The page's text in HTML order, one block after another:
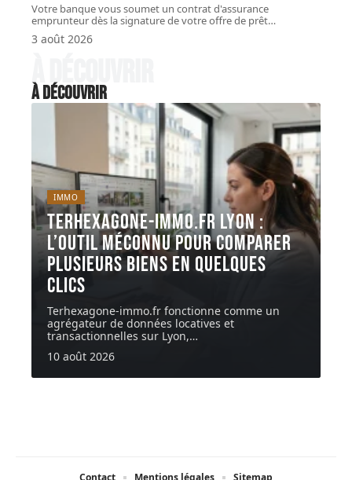
Votre banque vous soumet un contrat d'assurance
emprunteur dès la signature de votre offre de prêt…
3 août 2026
À découvrir
À découvrir
IMMO
Terhexagone-immo.fr Lyon :
l’outil méconnu pour comparer
plusieurs biens en quelques
clics
Terhexagone-immo.fr fonctionne comme un
agrégateur de données locatives et
transactionnelles sur Lyon,…
10 août 2026
Contact Mentions légales Sitemap